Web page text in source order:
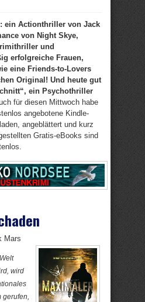
ein Actionthriller von Jack
von Night Skye,
und
erfolgreiche Frauen,
eine Friends-to-Lovers
Original! Und heute gut
ein Psychothriller
für diesen Mittwoch habe
angebotene Kindle-
angeblättert und kurz
Gratis-eBooks sind
Mars
wird
gerufen,